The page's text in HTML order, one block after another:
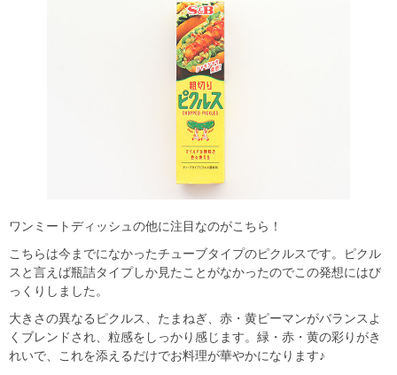
ワンミートディッシュの他に注目なのがこちら！
こちらは今までになかったチューブタイプのピクルスです。ピクル
スと言えば瓶詰タイプしか見たことがなかったのでこの発想にはび
っくりしました。
大きさの異なるピクルス、たまねぎ、赤・黄ピーマンがバランスよ
くブレンドされ、粒感をしっかり感じます。緑・赤・黄の彩りがき
れいで、これを添えるだけでお料理が華やかになります♪